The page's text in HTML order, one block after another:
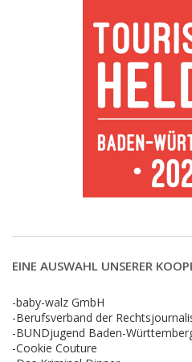
EINE AUSWAHL UNSERER
-baby-walz GmbH
-Berufsverband der
-BUNDjugend Baden-
-Cookie Couture